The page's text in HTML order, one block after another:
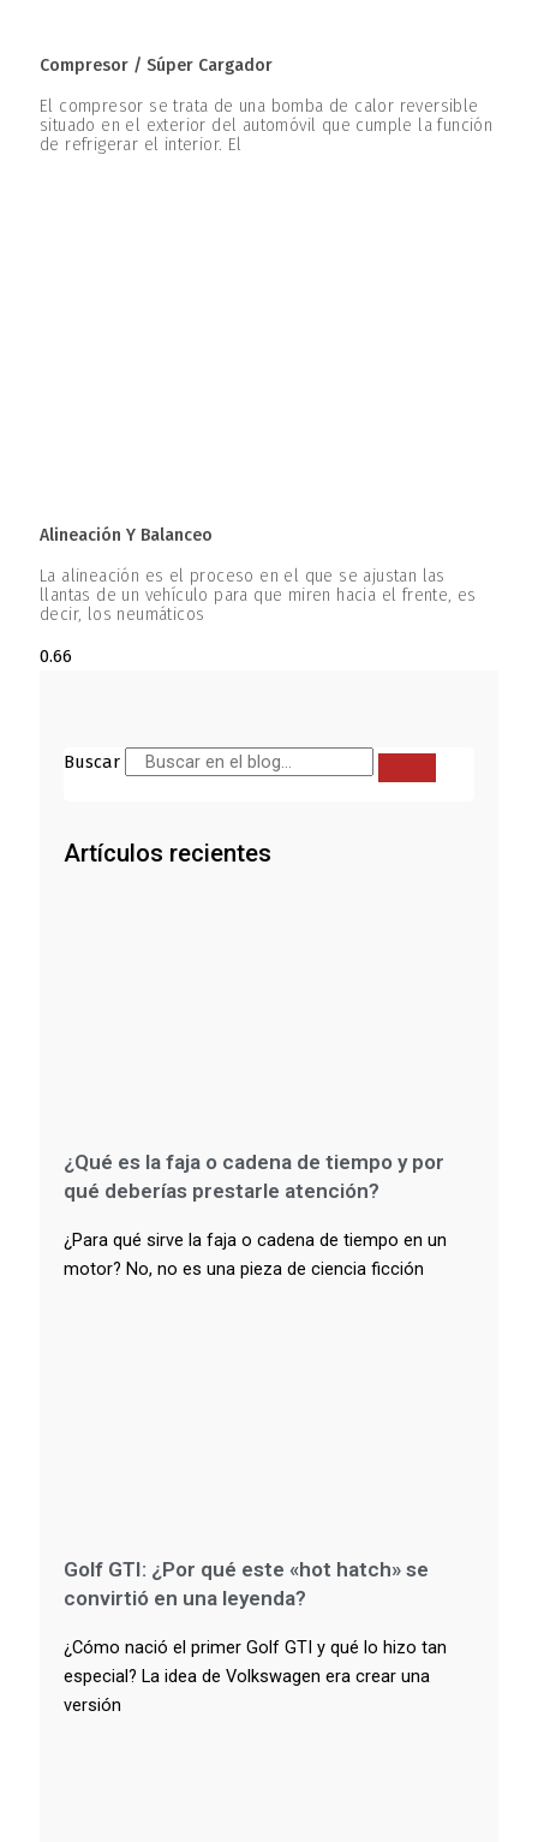
Compresor / Súper Cargador
El compresor se trata de una bomba de calor reversible
situado en el exterior del automóvil que cumple la función
de refrigerar el interior. El
Alineación Y Balanceo
La alineación es el proceso en el que se ajustan las
llantas de un vehículo para que miren hacia el frente, es
decir, los neumáticos
Buscar
Artículos recientes
¿Qué es la faja o cadena de tiempo y por
qué deberías prestarle atención?
¿Para qué sirve la faja o cadena de tiempo en un
motor? No, no es una pieza de ciencia ficción
Golf GTI: ¿Por qué este «hot hatch» se
convirtió en una leyenda?
¿Cómo nació el primer Golf GTI y qué lo hizo tan
especial? La idea de Volkswagen era crear una
versión